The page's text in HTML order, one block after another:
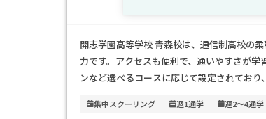
開志学園高等学校 青森校は、通信制高校の
力です。アクセスも便利で、通いやすさが
ンなど選べるコースに応じて設定されてお
支援を受けたい方、また進学や専門分野学
集中スクーリング 週1通学 週2～4通学